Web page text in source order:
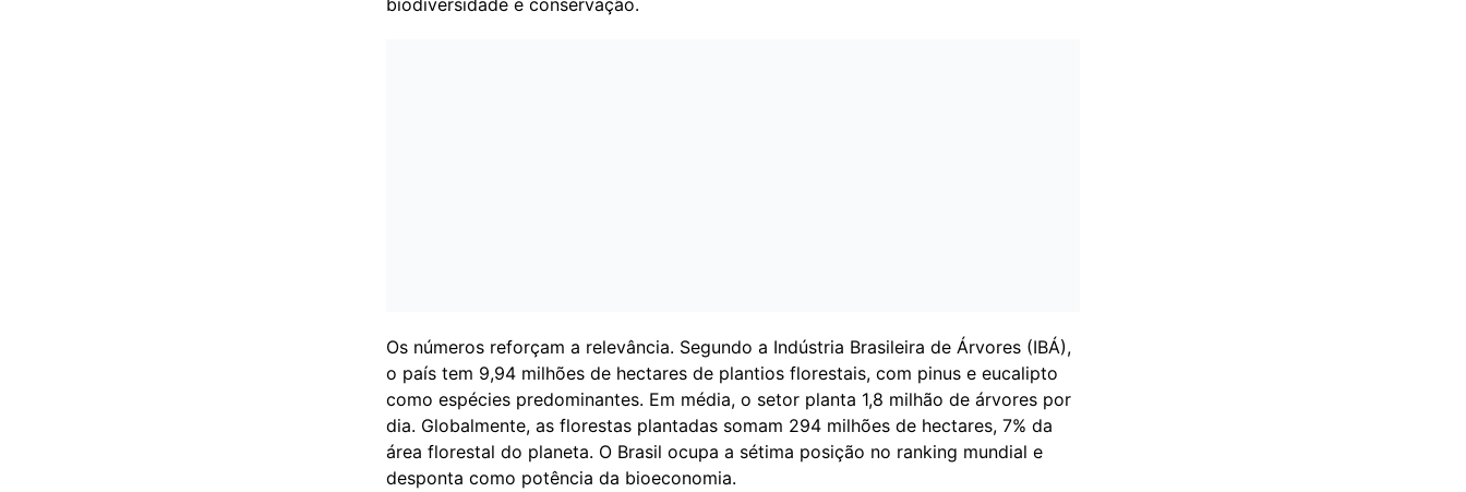
biodiversidade e conservação.
Os números reforçam a relevância. Segundo a Indústria Brasileira de Árvores (IBÁ),
o país tem 9,94 milhões de hectares de plantios florestais, com pinus e eucalipto
como espécies predominantes. Em média, o setor planta 1,8 milhão de árvores por
dia. Globalmente, as florestas plantadas somam 294 milhões de hectares, 7% da
área florestal do planeta. O Brasil ocupa a sétima posição no ranking mundial e
desponta como potência da bioeconomia.